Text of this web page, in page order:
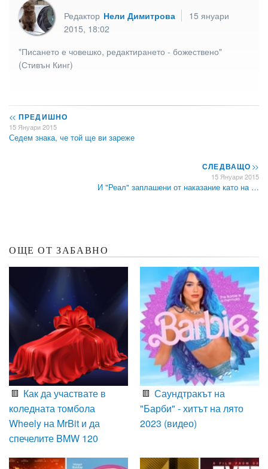
Редактор Нели Димитрова
15 януари
2015, 18:02
"Писането е човешко, редактирането - божествено"
(Стивън Кинг)
<< ПРЕДИШНО
15 Януари 2015
Седем знака, че той ще ви зареже
СЛЕДВАЩО>>
15 Януари 2015
И "Реал" заплашени от наказание като на …
ОЩЕ ОТ ЗАБАВНО
Как да участвате в
коледната томбола
Wheely на MrBit и да
спечелите BMW 120
Саундтракът на
"Барби" - хитът на лято
2023 (видео)